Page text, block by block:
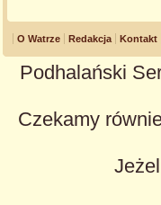
O Watrze Redakcja Kontakt
Podhalański
Czekamy